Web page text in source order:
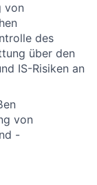
von
des
über den
IS-Risiken an
von
-